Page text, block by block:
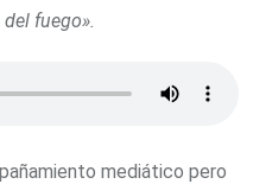
fuego».
mediático pero